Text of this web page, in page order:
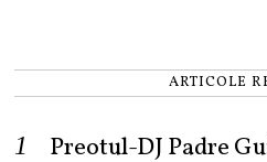
ARTICOLE
Preotul-DJ Padre